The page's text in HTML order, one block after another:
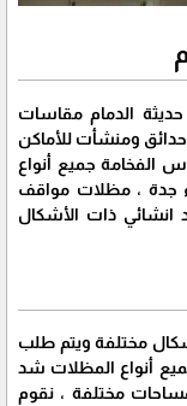
الدمام مقاسات
ومنشأت للأماكن
الفخامة جميع أنواع
جدة ، مظلات مواقف
ذات الأشكال
مختلفة ويتم طلب
أنواع المظلات شد
مختلفة ، نقوم